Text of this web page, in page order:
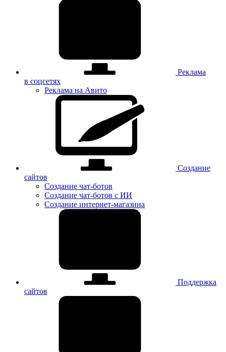
Реклама
в соцсетях
Реклама на Авито
Создание
сайтов
Создание чат-ботов
Создание чат-ботов с ИИ
Создание интернет-магазина
Поддержка
сайтов